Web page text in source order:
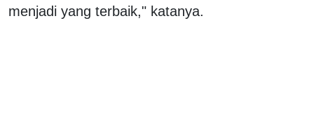
menjadi yang terbaik," katanya.